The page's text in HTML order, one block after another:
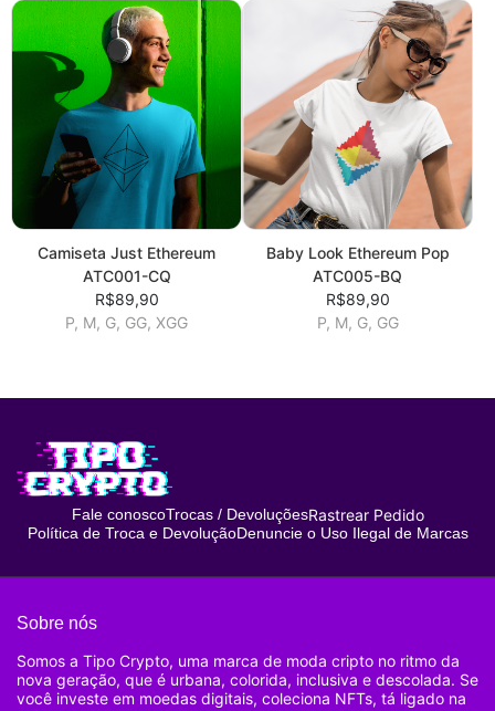
Camiseta Just Ethereum
ATC001-CQ
R$89,90
P, M, G, GG, XGG
Baby Look Ethereum Pop
ATC005-BQ
R$89,90
P, M, G, GG
Fale conoscoTrocas / DevoluçõesRastrear Pedido
Política de Troca e DevoluçãoDenuncie o Uso Ilegal de Marcas
Sobre nós
Somos a Tipo Crypto, uma marca de moda cripto no ritmo da
nova geração, que é urbana, colorida, inclusiva e descolada. Se
você investe em moedas digitais, coleciona NFTs, tá ligado na